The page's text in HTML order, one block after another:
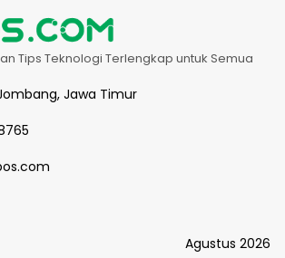
Tips Teknologi Terlengkap untuk Semua
Jawa Timur
Agustus 2026